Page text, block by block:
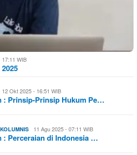
17:11 WIB
12 Okt 2025 - 16:51 WIB
: Prinsip-Prinsip Hukum Pe…
KOLUMNIS 11 Agu 2025 - 07:11 WIB
: Perceraian di Indonesia …